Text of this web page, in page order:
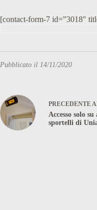
[contact-form-7 id=”3018″
Pubblicato il 14/11/2020
PRECEDENTE
Accesso solo
sportelli di